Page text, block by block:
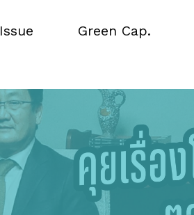
Issue
Green Cap.